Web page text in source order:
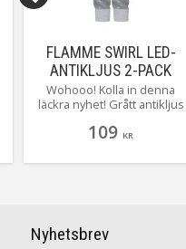
FLAMME SWIRL LED-
ANTIKLJUS 2-PACK
25CM GRÅ
Wohooo! Kolla in denna
läckra nyhet! Grått antikljus
populära Flamme serien.
lågan lyser med ett varmvitt
109 KR
Nyhetsbrev